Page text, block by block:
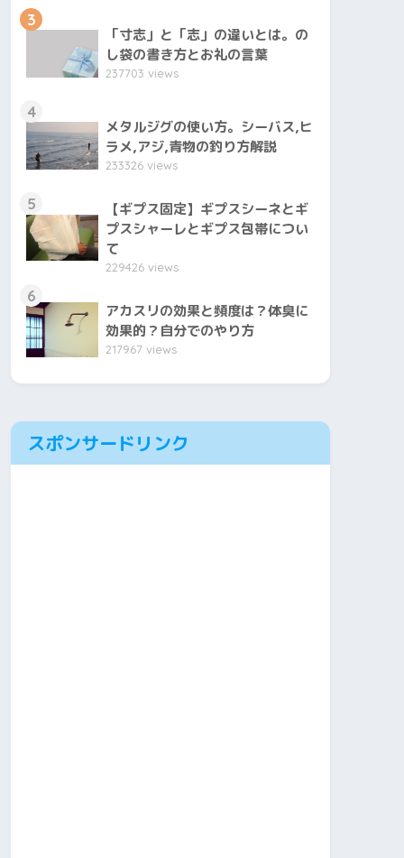
3
「寸志」と「志」の違いとは。の
し袋の書き方とお礼の言葉
237703 views
4
メタルジグの使い方。シーバス,ヒ
ラメ,アジ,青物の釣り方解説
233326 views
5
【ギプス固定】ギプスシーネとギ
プスシャーレとギプス包帯につい
て
229426 views
6
アカスリの効果と頻度は？体臭に
効果的？自分でのやり方
217967 views
スポンサードリンク